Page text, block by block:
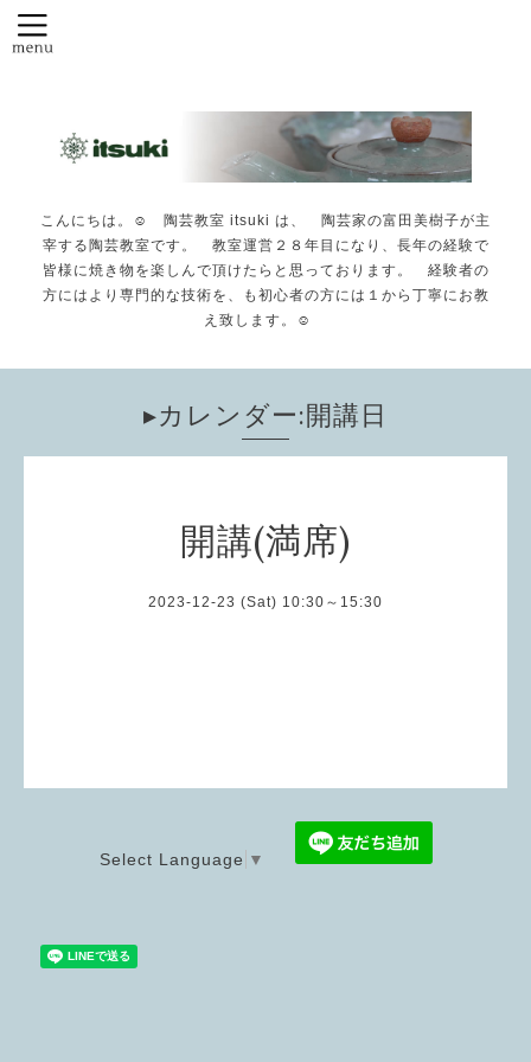
こんにちは。☺️ 陶芸教室 itsuki は、 陶芸家の富田美樹子が主
宰する陶芸教室です。 教室運営２８年目になり、長年の経験で
皆様に焼き物を楽しんで頂けたらと思っております。 経験者の
方にはより専門的な技術を、も初心者の方には１から丁寧にお教
え致します。☺️
▸カレンダー:開講日
開講(満席)
2023-12-23 (Sat) 10:30～15:30
Select Language ▼